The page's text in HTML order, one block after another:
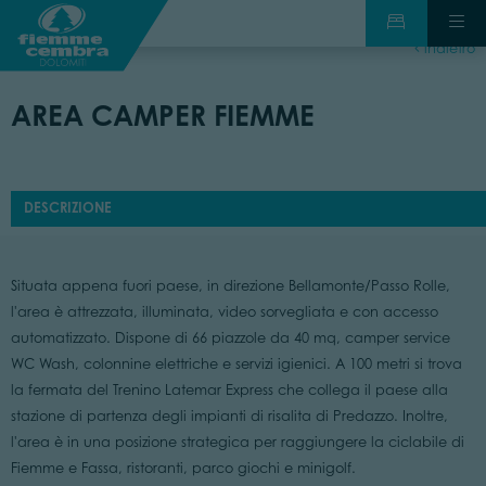
indietro
AREA CAMPER FIEMME
DESCRIZIONE
Situata appena fuori paese, in direzione Bellamonte/Passo Rolle,
l'area è attrezzata, illuminata, video sorvegliata e con accesso
automatizzato. Dispone di 66 piazzole da 40 mq, camper service
WC Wash, colonnine elettriche e servizi igienici. A 100 metri si trova
la fermata del Trenino Latemar Express che collega il paese alla
stazione di partenza degli impianti di risalita di Predazzo. Inoltre,
l'area è in una posizione strategica per raggiungere la ciclabile di
Fiemme e Fassa, ristoranti, parco giochi e minigolf.